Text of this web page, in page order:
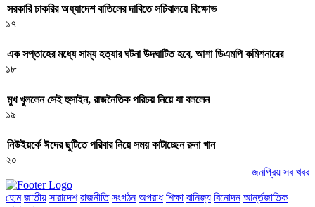
সরকারি চাকরির অধ্যাদেশ বাতিলের দাবিতে সচিবালয়ে বিক্ষোভ
১৭
এক সপ্তাহের মধ্যে সাম্য হত্যার ঘটনা উদঘাটিত হবে, আশা ডিএমপি কমিশনারের
১৮
মুখ খুললেন সেই হুসাইন, রাজনৈতিক পরিচয় নিয়ে যা বললেন
১৯
নিউইয়র্কে ঈদের ছুটিতে পরিবার নিয়ে সময় কাটাচ্ছেন রুনা খান
২০
জনপ্রিয় সব খবর
হোম জাতীয় সারাদেশ রাজনীতি সংগঠন অপরাধ শিক্ষা বানিজ্য বিনোদন আর্ন্তজাতিক